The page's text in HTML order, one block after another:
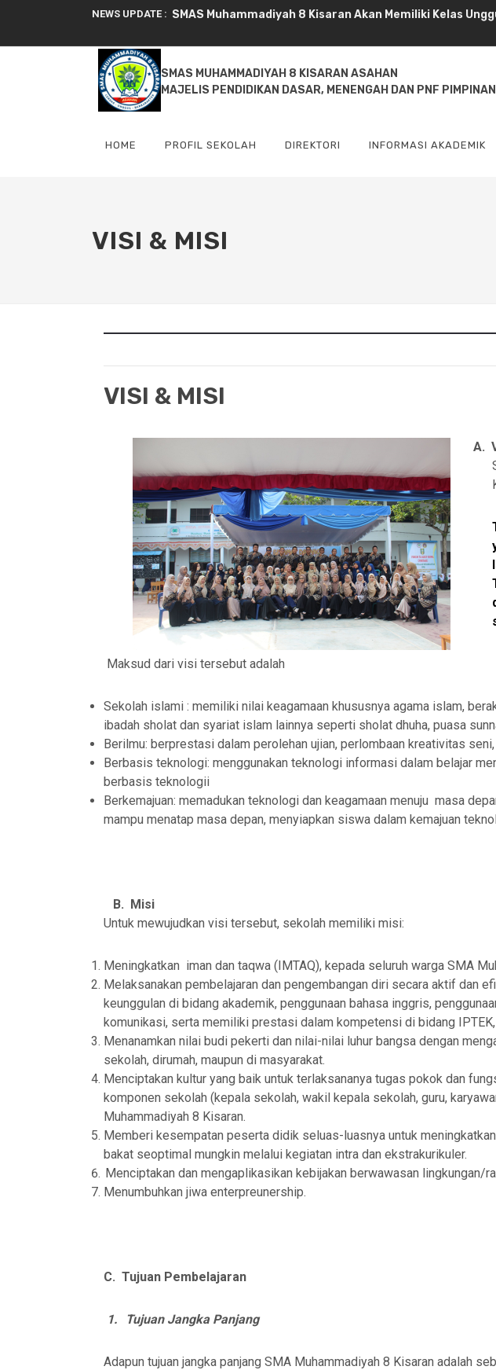
NEWS UPDATE : SMAS Muhammadiyah 8 Kisaran Akan Memiliki Kelas
Serah Terima Jabatan Wakil Kepala Sekolah SMAS
SMA Muhammadiyah 8 Kisaran Kunjungan Edukasi ke
SMAS MUHAMMADIYAH 8 KISARAN ASAHAN
MAJELIS PENDIDIKAN DASAR, MENENGAH DAN PNF
HOME PROFIL SEKOLAH DIREKTORI INFORMASI AKADEMIK
VISI & MISI
VISI & MISI
A.
Maksud dari visi tersebut adalah
Sekolah islami : memiliki nilai keagamaan khususnya agama islam,
ibadah sholat dan syariat islam lainnya seperti sholat dhuha, puasa
Berilmu: berprestasi dalam perolehan ujian, perlombaan kreativitas seni,
Berbasis teknologi: menggunakan teknologi informasi dalam belajar
berbasis teknologii
Berkemajuan: memadukan teknologi dan keagamaan menuju masa
mampu menatap masa depan, menyiapkan siswa dalam kemajuan
B. Misi
Untuk mewujudkan visi tersebut, sekolah memiliki misi:
Meningkatkan iman dan taqwa (IMTAQ), kepada seluruh warga SMA
Melaksanakan pembelajaran dan pengembangan diri secara aktif dan
keunggulan di bidang akademik, penggunaan bahasa inggris,
komunikasi, serta memiliki prestasi dalam kompetensi di bidang
Menanamkan nilai budi pekerti dan nilai-nilai luhur bangsa dengan
sekolah, dirumah, maupun di masyarakat.
Menciptakan kultur yang baik untuk terlaksananya tugas pokok dan
komponen sekolah (kepala sekolah, wakil kepala sekolah, guru,
Muhammadiyah 8 Kisaran.
Memberi kesempatan peserta didik seluas-luasnya untuk
bakat seoptimal mungkin melalui kegiatan intra dan ekstrakurikuler.
Menciptakan dan mengaplikasikan kebijakan berwawasan lingkungan/
Menumbuhkan jiwa enterpreunership.
C. Tujuan Pembelajaran
1. Tujuan Jangka Panjang
Adapun tujuan jangka panjang SMA Muhammadiyah 8 Kisaran adalah
Serah Terima Jabatan Wakil Kepala
Sekolah SMAS Muhammadiyah 8
Kisaran